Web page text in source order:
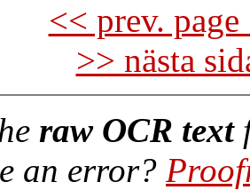
<< prev.
>> nästa
raw OCR text
an error?